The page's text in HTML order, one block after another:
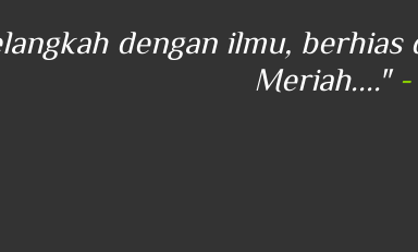
dengan ilmu,
Meriah...."